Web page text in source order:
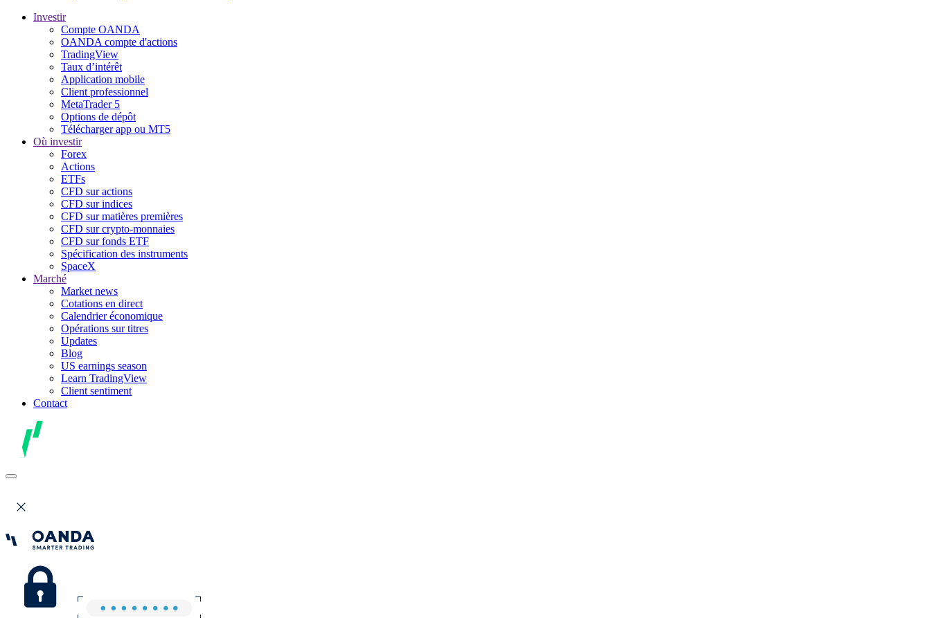
Investir
Compte OANDA
OANDA compte d'actions
TradingView
Taux d’intérêt
Application mobile
Client professionnel
MetaTrader 5
Options de dépôt
Télécharger app ou MT5
Où investir
Forex
Actions
ETFs
CFD sur actions
CFD sur indices
CFD sur matières premières
CFD sur crypto-monnaies
CFD sur fonds ETF
Spécification des instruments
SpaceX
Marché
Market news
Cotations en direct
Calendrier économique
Opérations sur titres
Updates
Blog
US earnings season
Learn TradingView
Client sentiment
Contact